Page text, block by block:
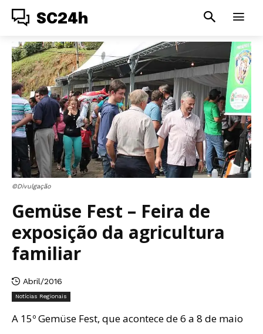
SC24h
©Divulgação
Gemüse Fest – Feira de
exposição da agricultura
familiar
Abril/2016
Notícias Regionais
A 15º Gemüse Fest, que acontece de 6 a 8 de maio